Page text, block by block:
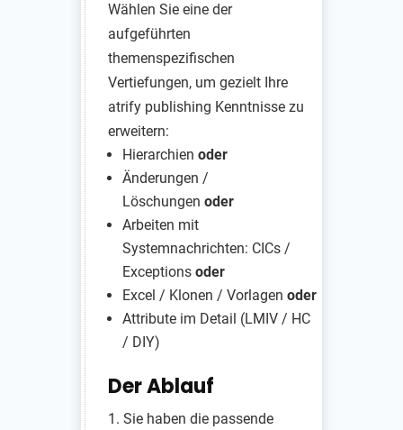
Wählen Sie eine der
aufgeführten
themenspezifischen
Vertiefungen, um gezielt Ihre
atrify publishing Kenntnisse zu
erweitern:
Hierarchienoder
Änderungen /
Löschungenoder
Arbeiten mit
Systemnachrichten: CICs /
Exceptionsoder
Excel / Klonen / Vorlagenoder
Attribute im Detail (LMIV / HC
/ DIY)
Der Ablauf
Sie haben die passende